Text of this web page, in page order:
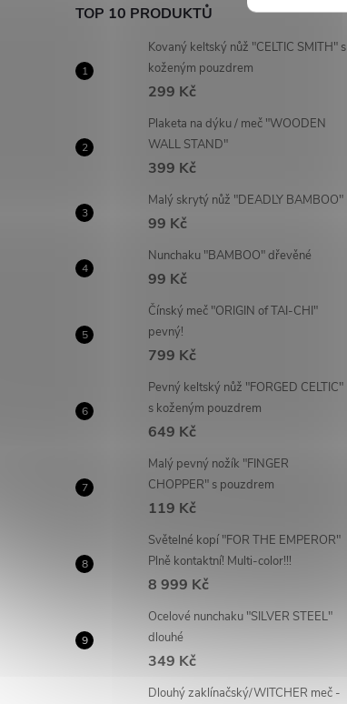
TOP 10 PRODUKTŮ
Kovaný keltský nůž "CELTIC SMITH" s
koženým pouzdrem
299 Kč
Plaketa na dýku / meč "WOODEN
WALL STAND"
399 Kč
Malý skrytý nůž "DEADLY BAMBOO"
99 Kč
Nunchaku "BAMBOO" dřevěné
99 Kč
Čínský meč "ORIGIN of TAI-CHI"
pevný!
799 Kč
Pevný keltský nůž "FORGED CELTIC"
s koženým pouzdrem
649 Kč
Malý pevný nožík "FINGER
CHOPPER" s pouzdrem
119 Kč
Světelné kopí "FOR THE EMPEROR"
Plně kontaktní! Multi-color!!!
8 999 Kč
Ocelové nunchaku "SILVER STEEL"
dlouhé
349 Kč
Dlouhý zaklínačský/WITCHER meč -